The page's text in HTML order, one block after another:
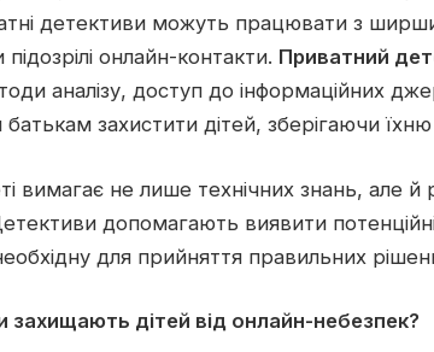
детективи можуть працювати з
підозрілі онлайн-контакти. Приватний
аналізу, доступ до інформаційних
захистити дітей, зберігаючи їхню
вимагає не лише технічних знань, але й
допомагають виявити
для прийняття правильних
захищають дітей від онлайн-небезпек?